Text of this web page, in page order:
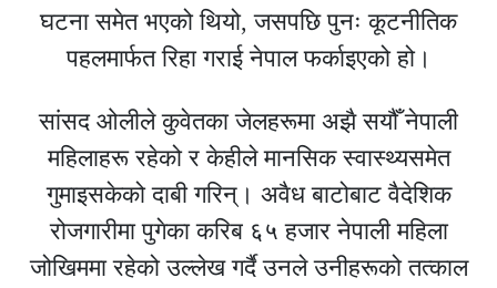
घटना समेत भएको थियो, जसपछि पुनः कूटनीतिक
पहलमार्फत रिहा गराई नेपाल फर्काइएको हो।
सांसद ओलीले कुवेतका जेलहरूमा अझै सयौँ नेपाली
महिलाहरू रहेको र केहीले मानसिक स्वास्थ्यसमेत
गुमाइसकेको दाबी गरिन्। अवैध बाटोबाट वैदेशिक
रोजगारीमा पुगेका करिब ६५ हजार नेपाली महिला
जोखिममा रहेको उल्लेख गर्दै उनले उनीहरूको तत्काल